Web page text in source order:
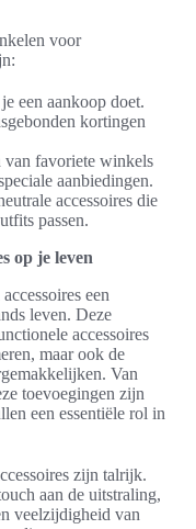
voor
een aankoop doet.
kortingen
favoriete winkels
aanbiedingen.
accessoires die
passen.
op je leven
een
leven. Deze
accessoires
maar ook de
Van
toevoegingen zijn
een essentiële rol in
zijn talrijk.
aan de uitstraling,
veelzijdigheid van